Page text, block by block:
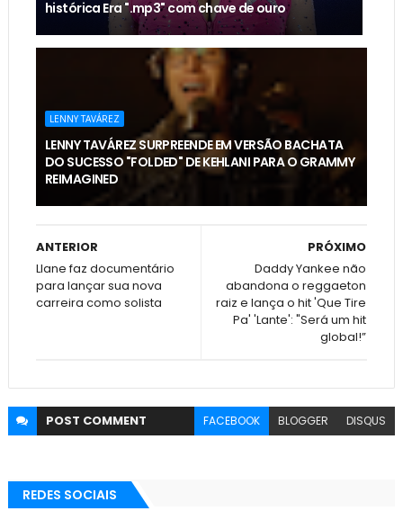
histórica Era ".mp3" com chave de ouro
LENNY TAVÁREZ
LENNY TAVÁREZ SURPREENDE EM VERSÃO BACHATA
DO SUCESSO "FOLDED" DE KEHLANI PARA O GRAMMY
REIMAGINED
PRÓXIMO
Daddy Yankee não
abandona o reggaeton
raiz e lança o hit 'Que Tire
Pa' 'Lante': "Será um hit
global!”
ANTERIOR
Llane faz documentário
para lançar sua nova
carreira como solista
POST COMMENT FACEBOOK BLOGGER DISQUS
REDES SOCIAIS